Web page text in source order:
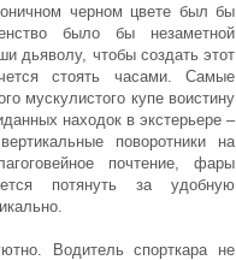
черном цвете был бы
было бы незаметной
дьяволу, чтобы создать этот
стоять часами. Самые
мускулистого купе воистину
находок в экстерьере –
поворотники на
почтение, фары
потянуть за удобную
Водитель спорткара не